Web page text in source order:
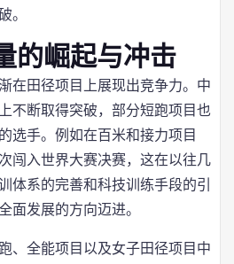
。
的崛起与冲击
在田径项目上展现出竞争力。中
不断取得突破，部分短跑项目也
选手。例如在百米和接力项目
闯入世界大赛决赛，这在以往几
体系的完善和科技训练手段的引
面发展的方向迈进。
、全能项目以及女子田径项目中